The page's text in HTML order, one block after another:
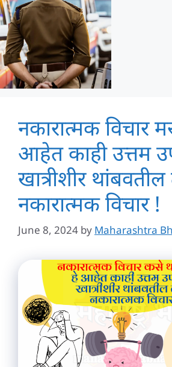
नकारात्मक विचार
आहेत काही उत्तम
खात्रीशीर
नकारात्मक विचार !
June 8, 2024 by Maharashtra